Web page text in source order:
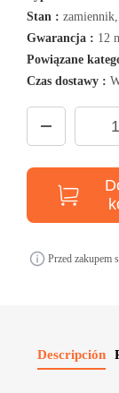
Stan :
Gwarancja : 12
Powiązane
Czas dostawy :
Przed zakupem
Descripción